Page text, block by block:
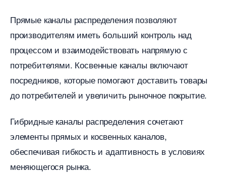
Прямые каналы распределения позволяют
производителям иметь больший контроль над
процессом и взаимодействовать напрямую с
потребителями.​ Косвенные каналы включают
посредников, которые помогают доставить товары
до потребителей и увеличить рыночное покрытие.​
Гибридные каналы распределения сочетают
элементы прямых и косвенных каналов,
обеспечивая гибкость и адаптивность в условиях
меняющегося рынка.